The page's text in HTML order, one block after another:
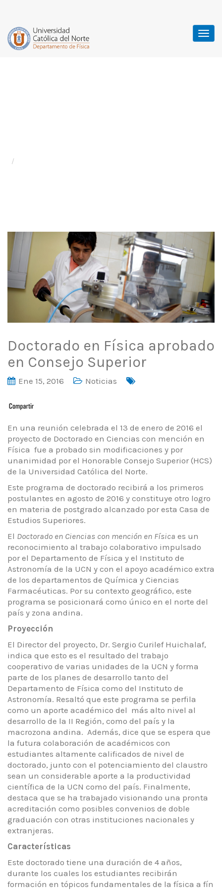
Doctorado en Física aprobado
en Consejo Superior
Ene 15, 2016 Noticias
En una reunión celebrada el 13 de enero de 2016 el
proyecto de Doctorado en Ciencias con mención en
Física fue a probado sin modificaciones y por
unanimidad por el Honorable Consejo Superior (HCS)
de la Universidad Católica del Norte.
Este programa de doctorado recibirá a los primeros
postulantes en agosto de 2016 y constituye otro logro
en materia de postgrado alcanzado por esta Casa de
Estudios Superiores.
El Doctorado en Ciencias con mención en Física es un
reconocimiento al trabajo colaborativo impulsado
por el Departamento de Física y el Instituto de
Astronomía de la UCN y con el apoyo académico extra
de los departamentos de Química y Ciencias
Farmacéuticas. Por su contexto geográfico, este
programa se posicionará como único en el norte del
país y zona andina.
Proyección
El Director del proyecto, Dr. Sergio Curilef Huichalaf,
indica que esto es el resultado del trabajo
cooperativo de varias unidades de la UCN y forma
parte de los planes de desarrollo tanto del
Departamento de Física como del Instituto de
Astronomía. Resaltó que este programa se perfila
como un aporte académico del más alto nivel al
desarrollo de la II Región, como del país y la
macrozona andina. Además, dice que se espera que
la futura colaboración de académicos con
estudiantes altamente calificados de nivel de
doctorado, junto con el potenciamiento del claustro
sean un considerable aporte a la productividad
científica de la UCN como del país. Finalmente,
destaca que se ha trabajado visionando una pronta
acreditación como posibles convenios de doble
graduación con otras instituciones nacionales y
extranjeras.
Características
Este doctorado tiene una duración de 4 años,
durante los cuales los estudiantes recibirán
formación en tópicos fundamentales de la física a fín